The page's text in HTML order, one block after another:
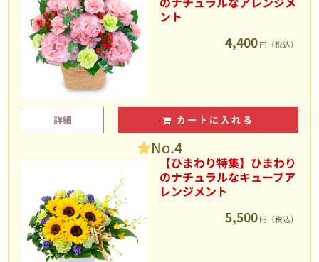
ント
4,400 円（税込）
詳細 カートに入れる
No.4
【ひまわり特集】ひまわり
のナチュラルなキューブア
レンジメント
5,500 円（税込）